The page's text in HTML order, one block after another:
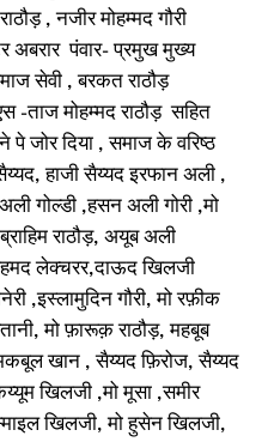
, नजीर मोहम्मद गौरी
अबरार पंवार- प्रमुख मुख्य
सेवी , बरकत राठौड़
-ताज मोहम्मद राठौड़ सहित
पे जोर दिया , समाज के वरिष्ठ
हाजी सैय्यद इरफान अली ,
गोल्डी ,हसन अली गोरी ,मो
राठौड़, अयूब अली
लेक्चरर,दाऊद खिलजी
,इस्लामुदिन गौरी, मो रफ़ीक
मो फ़ारूक़ राठौड़, महबूब
खान , सैय्यद फ़िरोज, सैय्यद
खिलजी ,मो मूसा ,समीर
खिलजी, मो हुसेन खिलजी,